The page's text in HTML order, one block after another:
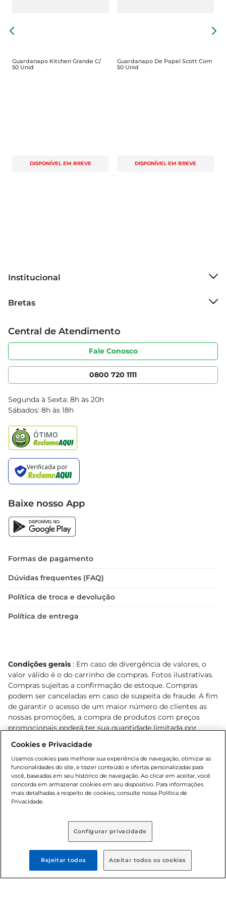
Guardanapo Kitchen Grande C/
50 Unid
DISPONÍVEL EM BREVE
Guardanapo De Papel Scott Com
50 Unid
DISPONÍVEL EM BREVE
Institucional
Grupo Cencosud
Sobre privacidade
Portal do fornecedor
Cencosud Media
Bretas
Produtos Bretas
Código de ética
Serviços
Clube Bretas
Blog Bretas
Black Friday
Central de Atendimento
Fale Conosco
0800 720 1111
Segunda à Sexta: 8h às 20h
Sábados: 8h às 18h
Baixe nosso App
Formas de pagamento
Dúvidas frequentes (FAQ)
Política de troca e devolução
Política de entrega
Condições gerais : Em caso de divergência de valores, o
valor válido é o do carrinho de compras. Fotos ilustrativas.
Compras sujeitas a confirmação de estoque. Compras
podem ser canceladas em caso de suspeita de fraude. A fim
de garantir o acesso de um maior número de clientes as
nossas promoções, a compra de produtos com preços
promocionais poderá ter sua quantidade limitada por
o e-commerce e válidos durante o dia de hoje, podendo
sofrer alterações sem prévia notificação. Proibida a venda
de bebidas alcoólicas para menores de 18 anos, conforme
Lei n.º 8069/90, art. 81, inciso II (Estatuto da Criança e do
Adolescente). Preços e condições exclusivos para o
www.bretas.com.br
© 2025 Copyright. Todos os direitos
reservados Bretas.
Cookies e Privacidade
Usamos cookies para melhorar sua experiência de navegação, otimizar as
funcionalidades do site, e trazer conteúdo e ofertas personalizadas para
você, baseadas em seu histórico de navegação. Ao clicar em aceitar, você
concorda em armazenar cookies em seu dispositivo. Para informações
mais detalhadas a respeito de cookies, consulte nossa Política de
Privacidade.
Configurar privacidade
Rejeitar todos Aceitar todos os cookies